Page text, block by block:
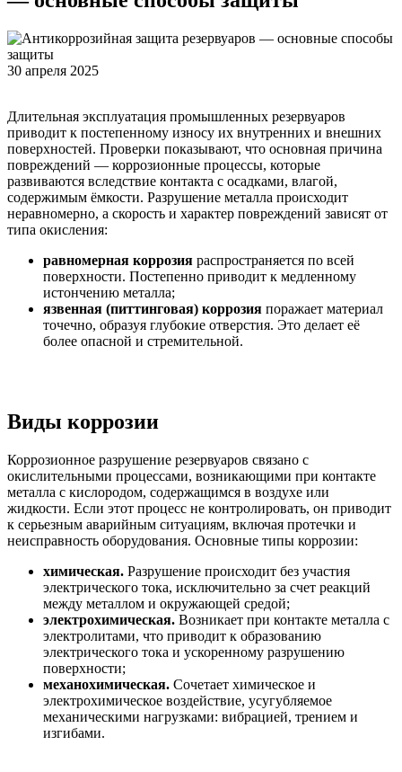
30 апреля 2025
Длительная эксплуатация промышленных резервуаров
приводит к постепенному износу их внутренних и внешних
поверхностей. Проверки показывают, что основная причина
повреждений — коррозионные процессы, которые
развиваются вследствие контакта с осадками, влагой,
содержимым ёмкости. Разрушение металла происходит
неравномерно, а скорость и характер повреждений зависят от
типа окисления:
равномерная коррозия распространяется по всей
поверхности. Постепенно приводит к медленному
истончению металла;
язвенная (питтинговая) коррозия поражает материал
точечно, образуя глубокие отверстия. Это делает её
более опасной и стремительной.
Виды коррозии
Коррозионное разрушение резервуаров связано с
окислительными процессами, возникающими при контакте
металла с кислородом, содержащимся в воздухе или
жидкости. Если этот процесс не контролировать, он приводит
к серьезным аварийным ситуациям, включая протечки и
неисправность оборудования. Основные типы коррозии:
химическая. Разрушение происходит без участия
электрического тока, исключительно за счет реакций
между металлом и окружающей средой;
электрохимическая. Возникает при контакте металла с
электролитами, что приводит к образованию
электрического тока и ускоренному разрушению
поверхности;
механохимическая. Сочетает химическое и
электрохимическое воздействие, усугубляемое
механическими нагрузками: вибрацией, трением и
изгибами.